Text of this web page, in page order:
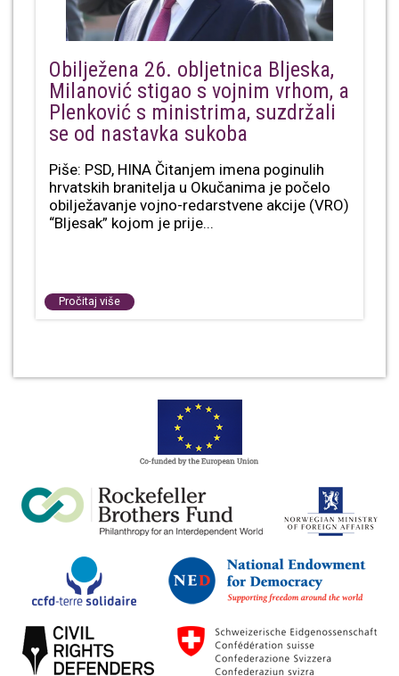
Obilježena 26. obljetnica Bljeska,
Milanović stigao s vojnim vrhom, a
Plenković s ministrima, suzdržali
se od nastavka sukoba
Piše: PSD, HINA Čitanjem imena poginulih
hrvatskih branitelja u Okučanima je počelo
obilježavanje vojno-redarstvene akcije (VRO)
“Bljesak” kojom je prije...
Pročitaj više